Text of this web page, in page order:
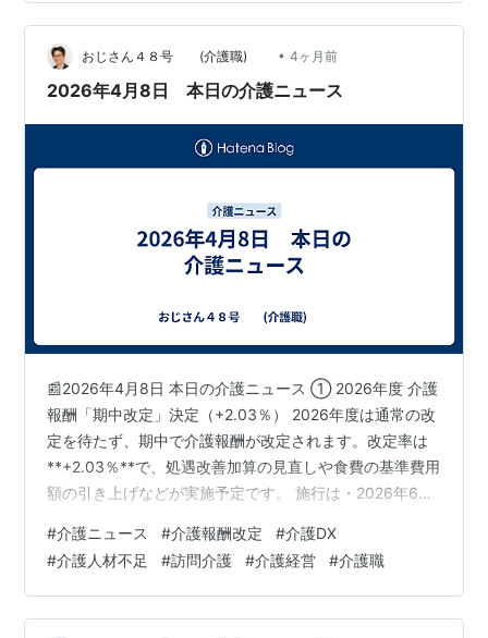
順次開始 2026年4月から、介護情報を電子的に共有する
介護情報基盤の運用が順次スタートします。 要…
おじさん４８号 (介護職) • 4ヶ月前
2026年4月8日 本日の介護ニュース
📰2026年4月8日 本日の介護ニュース ① 2026年度 介護
報酬「期中改定」決定（+2.03％） 2026年度は通常の改
定を待たず、期中で介護報酬が改定されます。改定率は
**+2.03％**で、処遇改善加算の見直しや食費の基準費用
額の引き上げなどが実施予定です。 施行は・2026年6
ぐための緊急措置として行われます。(介護のコミミ) 現
場への影響 ・収益はやや改善・賃上げ期待・届出・事務
負担増・生産性向上が求められる ② 2026年4月から
「介護情報基盤」順次スタート 2026年4月から、市町村
#介護ニュース #介護報酬改定 #介護DX
#介護人材不足 #訪問介護 #介護経営 #介護職